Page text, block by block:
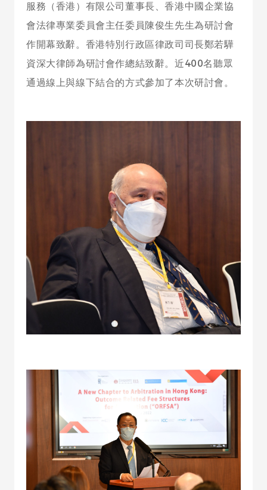
服務（香港）有限公司董事長、香港中國企業協
會法律專業委員會主任委員陳俊生先生為研討會
作開幕致辭。香港特別行政區律政司司長鄭若驊
資深大律師為研討會作總結致辭。近400名聽眾
通過線上與線下結合的方式參加了本次研討會。